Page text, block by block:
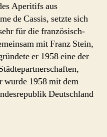
Aperitifs aus
de Cassis, setzte sich
für die französisch-
mit Franz Stein,
er 1958 eine der
1958 mit dem
Deutschland